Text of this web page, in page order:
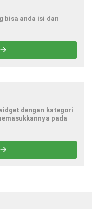
bisa anda isi dan
dengan kategori
pada